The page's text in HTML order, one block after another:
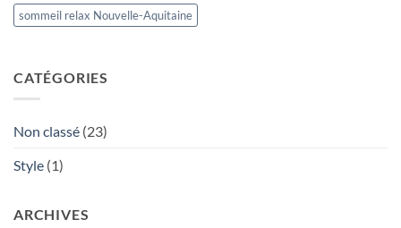
sommeil relax Nouvelle-Aquitaine
CATÉGORIES
Non classé (23)
Style (1)
ARCHIVES